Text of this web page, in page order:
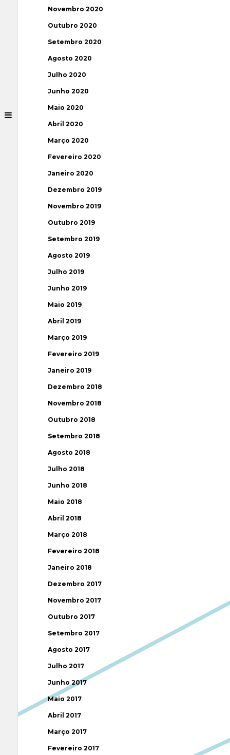
Novembro 2020
Outubro 2020
Setembro 2020
Agosto 2020
Julho 2020
Junho 2020
Maio 2020
Abril 2020
Março 2020
Fevereiro 2020
Janeiro 2020
Dezembro 2019
Novembro 2019
Outubro 2019
Setembro 2019
Agosto 2019
Julho 2019
Junho 2019
Maio 2019
Abril 2019
Março 2019
Fevereiro 2019
Janeiro 2019
Dezembro 2018
Novembro 2018
Outubro 2018
Setembro 2018
Agosto 2018
Julho 2018
Junho 2018
Maio 2018
Abril 2018
Março 2018
Fevereiro 2018
Janeiro 2018
Dezembro 2017
Novembro 2017
Outubro 2017
Setembro 2017
Agosto 2017
Julho 2017
Junho 2017
Maio 2017
Abril 2017
Março 2017
Fevereiro 2017